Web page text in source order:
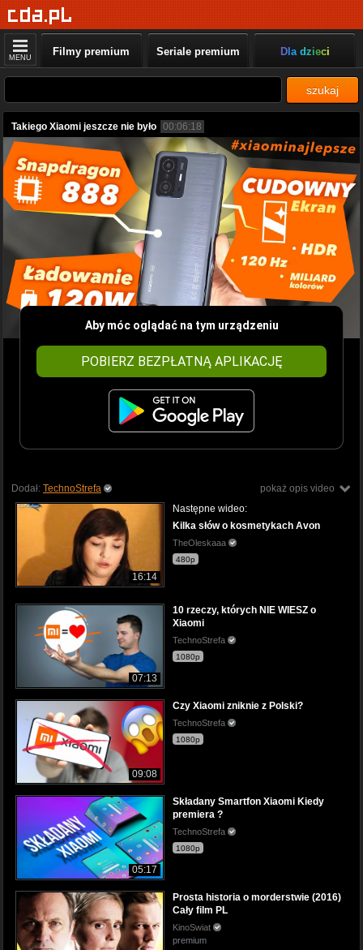
MENU Filmy premium Seriale premium Dla dzieci
szukaj
Takiego Xiaomi jeszcze nie było 00:06:18
Aby móc oglądać na tym urządzeniu
POBIERZ BEZPŁATNĄ APLIKACJĘ
pokaż opis video
Dodał: TechnoStrefa
16:14
Następne wideo:
Kilka słów o kosmetykach Avon
TheOleskaaa
480p
07:13
10 rzeczy, których NIE WIESZ o
Xiaomi
TechnoStrefa
1080p
09:08
Czy Xiaomi zniknie z Polski?
TechnoStrefa
1080p
05:17
Składany Smartfon Xiaomi Kiedy
premiera ?
TechnoStrefa
1080p
Prosta historia o morderstwie (2016)
Cały film PL
KinoSwiat
premium